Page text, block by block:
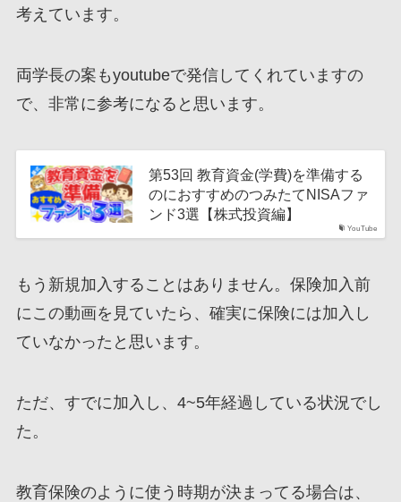
考えています。
両学長の案もyoutubeで発信してくれていますの
で、非常に参考になると思います。
YouTube
第53回 教育資金(学費)を準備する
のにおすすめのつみたてNISAファ
ンド3選【株式投資編】
もう新規加入することはありません。保険加入前
にこの動画を見ていたら、確実に保険には加入し
ていなかったと思います。
ただ、すでに加入し、4~5年経過している状況でし
た。
教育保険のように使う時期が決まってる場合は、